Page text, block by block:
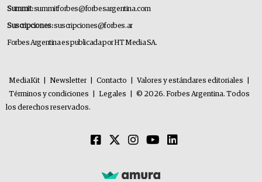
Summit:summitforbes@forbesargentina.com
Suscripciones:suscripciones@forbes.ar
Forbes Argentina es publicada por HT Media SA.
MediaKit Newsletter Contacto Valores y estándares editoriales
Términos y condiciones
Legales
© 2026. Forbes Argentina. Todos
los derechos reservados.